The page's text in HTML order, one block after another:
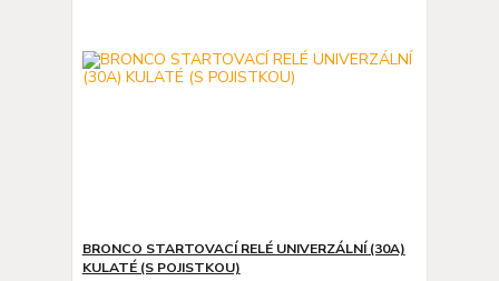
BRONCO STARTOVACÍ RELÉ UNIVERZÁLNÍ (30A)
KULATÉ (S POJISTKOU)